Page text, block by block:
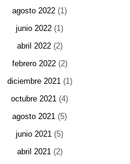
agosto 2022 (1)
junio 2022 (1)
abril 2022(2)
febrero 2022(2)
diciembre 2021(1)
octubre 2021 (4)
agosto 2021 (5)
junio 2021 (5)
abril 2021(2)